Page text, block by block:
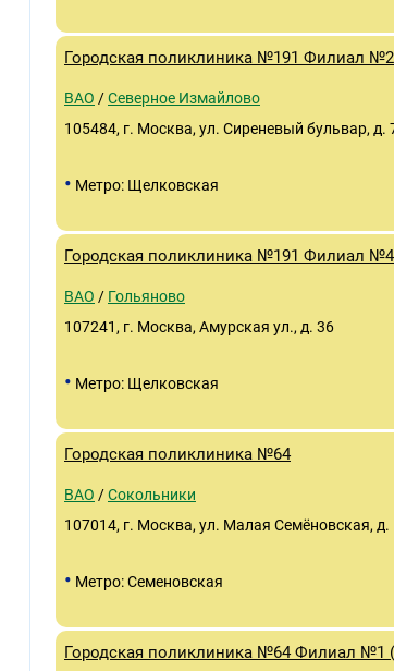
Городская поликлиника №191 Филиал
ВАО /Северное Измайлово
105484, г. Москва, ул. Сиреневый бульвар, д.
• Метро: Щелковская
Городская поликлиника №191 Филиал
ВАО / Гольяново
107241, г. Москва, Амурская ул., д. 36
• Метро: Щелковская
Городская поликлиника №64
ВАО /Сокольники
107014, г. Москва, ул. Малая Семёновская, д.
• Метро: Семеновская
Городская поликлиника №64 Филиал №1